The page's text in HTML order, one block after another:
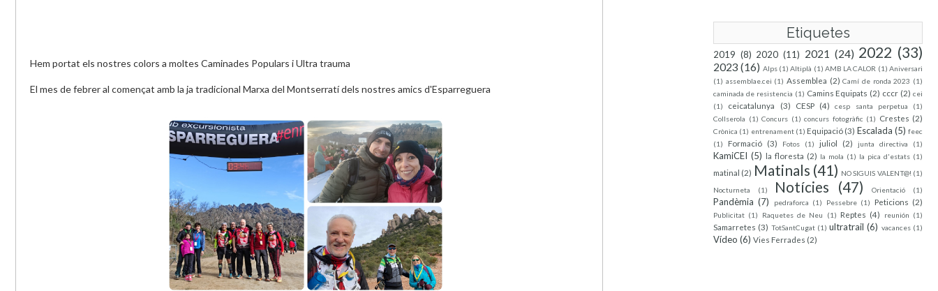
Hem portat els nostres colors a moltes Caminades Populars i Ultra trauma
El mes de febrer al començat amb la ja tradicional Marxa del Montserratí dels nostres amics d'Esparreguera
Etiquetes
2019 (8) 2020 (11) 2021 (24) 2022 (33)
2023 (16) Alps (1) Altiplà (1) AMB LA CALOR (1) Aniversari
(1) assemblae.cei (1) Assemblea (2) Camí de ronda 2023 (1)
caminada de resistencia (1) Camins Equipats (2) cccr (2) cei
(1)
ceicatalunya (3) CESP (4) cesp santa perpetua
(1)
Collserola (1) Concurs (1) concurs fotogràfic (1) Crestes (2)
Crònica (1) entrenament (1) Equipació (3) Escalada (5) feec
(1)
Formació (3) Fotos (1) juliol (2) junta directiva (1)
KamiCEI (5) la floresta (2) la mola (1) la pica d'estats (1)
matinal (2) Matinals (41) NO SIGUIS VALENT@! (1)
Nocturneta
(1) Notícies (47) Orientació (1)
Pandèmia (7) pedraforca (1) Pessebre (1) Peticions (2)
Publicitat (1) Raquetes de Neu (1) Reptes (4) reunión (1)
Samarretes (3) TotSantCugat (1) ultratrail (6) vacances (1)
Vídeo (6) Vies Ferrades (2)